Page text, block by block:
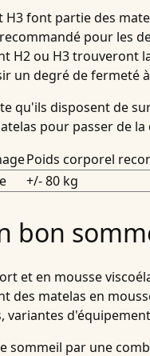
H3 font partie des
pour les
H2 ou H3 trouveront
un degré de fermeté
qu'ils disposent de
pour passer de la
Poids corporel
+/- 80 kg
bon
et en mousse
matelas en
sommeil par une